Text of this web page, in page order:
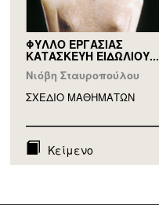
ΦΥΛΛΟ ΕΡΓΑΣΙΑΣ
ΚΑΤΑΣΚΕΥΗ ΕΙΔΩΛΙΟΥ...
Νιόβη Σταυροπούλου
ΣΧΕΔΙΟ ΜΑΘΗΜAΤΩΝ
Κείμενο